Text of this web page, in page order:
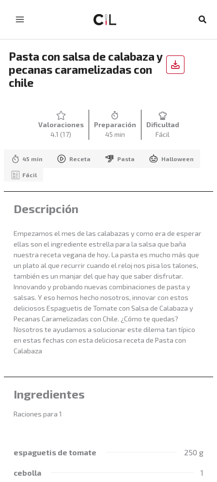
Pasta con salsa de calabaza y
pecanas caramelizadas con
chile
Valoraciones
4.1 (17)
Preparación
45 min
Dificultad
Fácil
45 min Receta Pasta Halloween
Fácil
Descripción
Empezamos el mes de las calabazas y como era de esperar
ellas son el ingrediente estrella para la salsa que baña
nuestra receta vegana de hoy. La pasta es mucho más que
un plato al que recurrir cuando el reloj nos pisa los talones,
también es un manjar del que hay que saber disfrutar.
Innovando y probando nuevas combinaciones de pasta y
salsas. Y eso hemos hecho nosotros, innovar con estos
deliciosos Espaguetis de Tomate con Salsa de Calabaza y
Pecanas Caramelizadas con Chile. ¿Cómo te quedas?
Nosotros te ayudamos a solucionar este dilema tan típico
en estas fechas con esta deliciosa receta de Pasta con
Calabaza
Ingredientes
Raciones para 1
espaguetis de tomate 250 g
cebolla 1